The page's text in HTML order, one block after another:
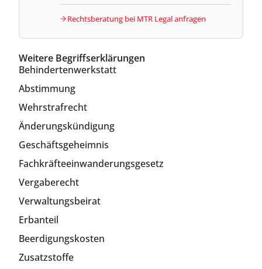
Rechtsberatung bei MTR Legal anfragen
Weitere Begriffserklärungen
Behindertenwerkstatt
Abstimmung
Wehrstrafrecht
Änderungskündigung
Geschäftsgeheimnis
Fachkräfteeinwanderungsgesetz
Vergaberecht
Verwaltungsbeirat
Erbanteil
Beerdigungskosten
Zusatzstoffe